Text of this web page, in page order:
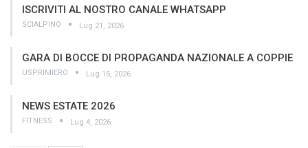
ISCRIVITI AL NOSTRO CANALE WHATSAPP
SCIALPINO Lug 21, 2026
GARA DI BOCCE DI PROPAGANDA NAZIONALE A COPPIE
USPRIMIERO Lug 15, 2026
NEWS ESTATE 2026
FITNESS Lug 4, 2026